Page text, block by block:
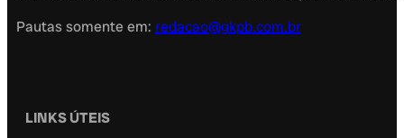
Pautas somente em: redacao@gkpb.com.br
LINKS ÚTEIS